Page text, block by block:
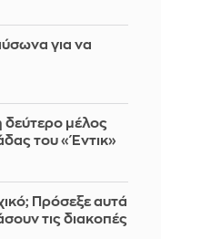
για να
δεύτερο μέλος
του «Έντικ»
Πρόσεξε αυτά
τις διακοπές